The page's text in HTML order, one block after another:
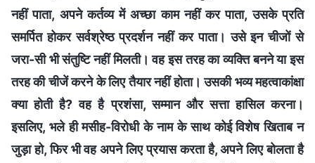
नहीं पाता, अपने कर्तव्य में अच्छा काम नहीं कर पाता, उसके प्रति
समर्पित होकर सर्वश्रेष्ठ प्रदर्शन नहीं कर पाता। उसे इन चीजों से
जरा-सी भी संतुष्टि नहीं मिलती। वह इस तरह का व्यक्ति बनने या इस
तरह की चीजें करने के लिए तैयार नहीं होता। उसकी भव्य महत्वाकांक्षा
क्या होती है? वह है प्रशंसा, सम्मान और सत्ता हासिल करना।
इसलिए, भले ही मसीह-विरोधी के नाम के साथ कोई विशेष खिताब न
जुड़ा हो, फिर भी वह अपने लिए प्रयास करता है, अपने लिए बोलता है